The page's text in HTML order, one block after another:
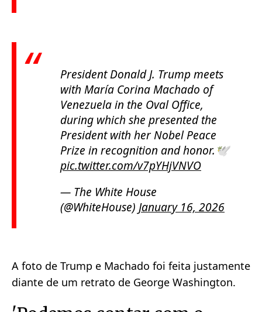
President Donald J. Trump meets
with María Corina Machado of
Venezuela in the Oval Office,
during which she presented the
President with her Nobel Peace
Prize in recognition and honor.🕊️
pic.twitter.com/v7pYHjVNVO
— The White House
(@WhiteHouse) January 16, 2026
A foto de Trump e Machado foi feita justamente
diante de um retrato de George Washington.